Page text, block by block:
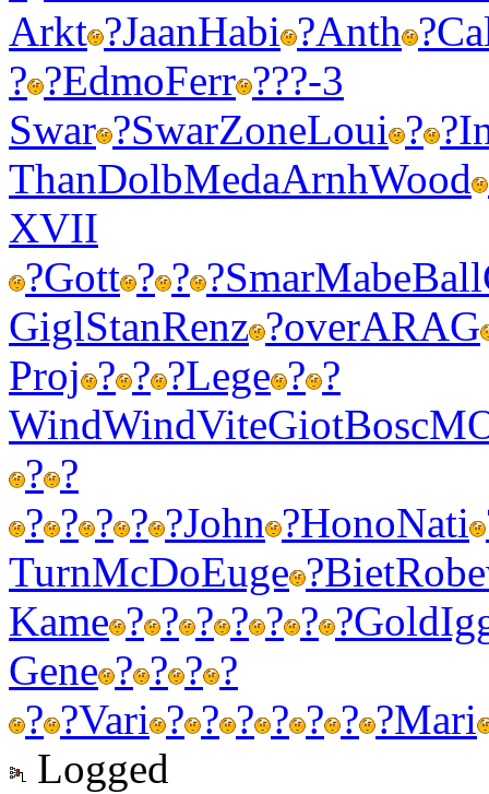
Arkt ?JaanHabi ?Anth ?
? ?EdmoFerr ???-3
Swar ?SwarZoneLoui ? ?
ThanDolbMedaArnhWood
XVII
?Gott ? ? ?SmarMabeBall
GiglStanRenz ?overARAG
Proj ? ? ?Lege ? ?
WindWindViteGiotBosc
? ?
? ? ? ? ?John ?HonoNati
TurnMcDoEuge ?BietRobe
Kame ? ? ? ? ? ? ?Gold
Gene ? ? ? ?
? ?Vari ? ? ? ? ? ? ?Mari
Logged